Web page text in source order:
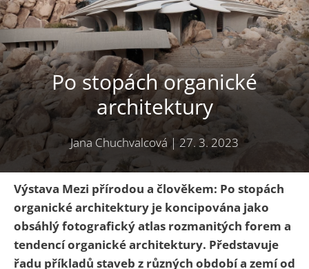
Po stopách organické
architektury
Jana Chuchvalcová| 27. 3. 2023
Výstava Mezi přírodou a člověkem: Po stopách
organické architektury je koncipována jako
obsáhlý fotografický atlas rozmanitých forem a
tendencí organické architektury. Představuje
řadu příkladů staveb z různých období a zemí od